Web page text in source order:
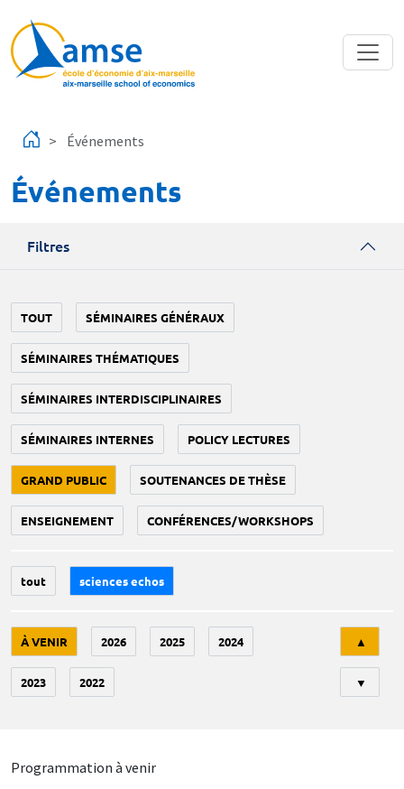
Événements
Événements
Filtres
TOUT SÉMINAIRES GÉNÉRAUX
SÉMINAIRES THÉMATIQUES
SÉMINAIRES INTERDISCIPLINAIRES
SÉMINAIRES INTERNES POLICY LECTURES
GRAND PUBLIC SOUTENANCES DE THÈSE
ENSEIGNEMENT CONFÉRENCES/WORKSHOPS
tout sciences echos
À VENIR 2026 2025 2024
2023 2022
▲
▼
Programmation à venir